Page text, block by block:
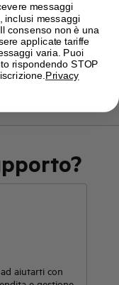
Acquistabile
AEG
aiutarti con
messaggi
inclusi messaggi
consenso non è una
applicate tariffe
varia. Puoi
rispondendo STOP
Privacy